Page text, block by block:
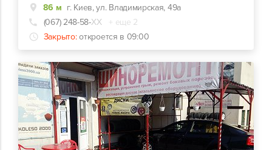
86 м г. Киев, ул. Владимирская, 49а
(067) 248-58-ХХ
+ еще 2
Закрыто: откроется в 09:00